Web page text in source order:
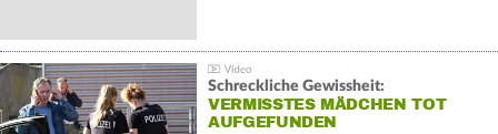
Schreckliche Gewissheit:
VERMISSTES MÄDCHEN TOT
AUFGEFUNDEN